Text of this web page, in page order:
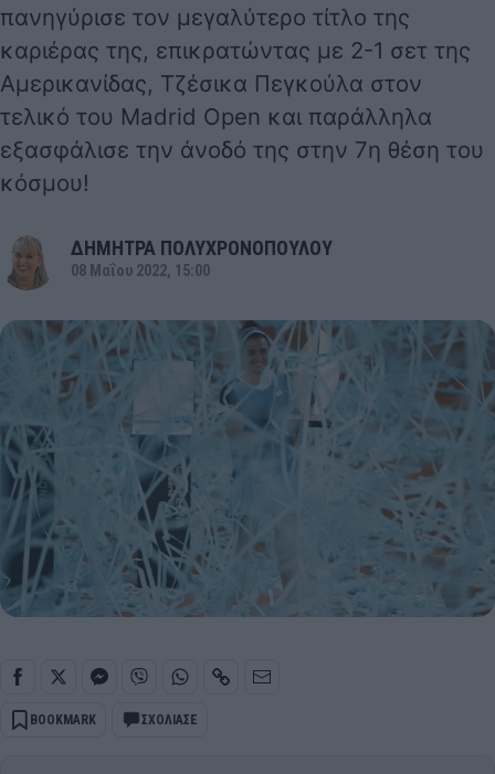
πανηγύρισε τον μεγαλύτερο τίτλο της
καριέρας της, επικρατώντας με 2-1 σετ της
Αμερικανίδας, Τζέσικα Πεγκούλα στον
τελικό του Madrid Open και παράλληλα
εξασφάλισε την άνοδό της στην 7η θέση του
κόσμου!
ΔΗΜΗΤΡΑ ΠΟΛΥΧΡΟΝΟΠΟΥΛΟΥ
08 Μαΐου 2022, 15:00
BOOKMARK ΣΧΟΛΙΑΣΕ